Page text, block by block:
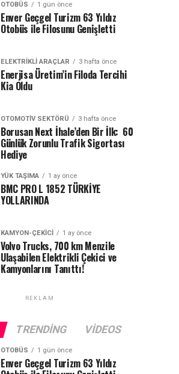
OTOBÜS 1 gün önce
Enver Geçgel Turizm 63 Yıldız
Otobüs ile Filosunu Genişletti
ELEKTRIKLI ARAÇLAR 3 hafta önce
Enerjisa Üretim’in Filoda Tercihi
Kia Oldu
OTOMOTIV SEKTÖRÜ 3 hafta önce
Borusan Next İhale’den Bir İlk: 60
Günlük Zorunlu Trafik Sigortası
Hediye
YÜK TAŞIMA 1 ay önce
BMC PRO L 1852 TÜRKİYE
YOLLARINDA
KAMYON-ÇEKICI 1 ay önce
Volvo Trucks, 700 km Menzile
Ulaşabilen Elektrikli Çekici ve
Kamyonlarını Tanıttı!
REKLAM
TRENDING VIDEOS
OTOBÜS 1 gün önce
Enver Geçgel Turizm 63 Yıldız